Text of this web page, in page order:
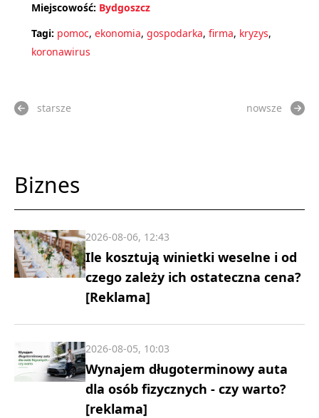
Miejscowość: Bydgoszcz
Tagi: pomoc, ekonomia, gospodarka, firma, kryzys,
koronawirus
starsze nowsze
Biznes
Ile kosztują winietki weselne i od
czego zależy ich ostateczna cena?
[Reklama]
2026-08-06, 12:43
Wynajem długoterminowy auta
dla osób fizycznych - czy warto?
[reklama]
2026-08-05, 10:03